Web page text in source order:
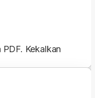
Kekalkan